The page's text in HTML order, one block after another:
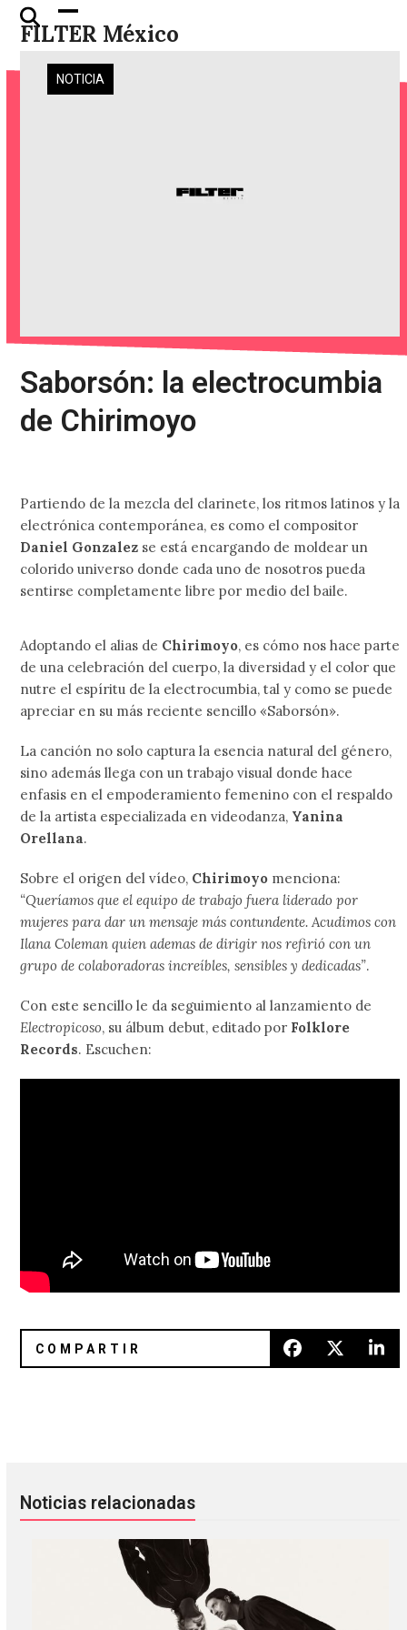
Skip
FILTER México
Open
mobile
menu
Close
mobile
menu
NOTICIA
Saborsón: la electrocumbia
de Chirimoyo
Partiendo de la mezcla del clarinete, los ritmos latinos y la
electrónica contemporánea, es como el compositor
Daniel Gonzalez se está encargando de moldear un
colorido universo donde cada uno de nosotros pueda
sentirse completamente libre por medio del baile.
Adoptando el alias de Chirimoyo, es cómo nos hace parte
de una celebración del cuerpo, la diversidad y el color que
nutre el espíritu de la electrocumbia, tal y como se puede
apreciar en su más reciente sencillo «Saborsón».
La canción no solo captura la esencia natural del género,
sino además llega con un trabajo visual donde hace
enfasis en el empoderamiento femenino con el respaldo
de la artista especializada en videodanza, Yanina
Orellana.
Sobre el origen del vídeo, Chirimoyo menciona:
“Queríamos que el equipo de trabajo fuera liderado por
mujeres para dar un mensaje más contundente. Acudimos con
Ilana Coleman quien ademas de dirigir nos refirió con un
grupo de colaboradoras increíbles, sensibles y dedicadas”.
Con este sencillo le da seguimiento al lanzamiento de
Electropicoso, su álbum debut, editado por Folklore
Records. Escuchen:
Noticias relacionadas